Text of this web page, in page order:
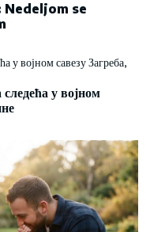
se
у војном